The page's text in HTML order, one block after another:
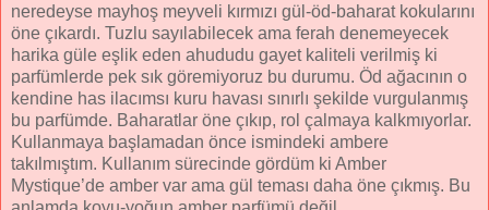
neredeyse mayhoş meyveli kırmızı gül-öd-baharat kokularını
öne çıkardı. Tuzlu sayılabilecek ama ferah denemeyecek
harika güle eşlik eden ahududu gayet kaliteli verilmiş ki
parfümlerde pek sık göremiyoruz bu durumu. Öd ağacının o
kendine has ilacımsı kuru havası sınırlı şekilde vurgulanmış
bu parfümde. Baharatlar öne çıkıp, rol çalmaya kalkmıyorlar.
Kullanmaya başlamadan önce ismindeki ambere
takılmıştım. Kullanım sürecinde gördüm ki Amber
Mystique’de amber var ama gül teması daha öne çıkmış. Bu